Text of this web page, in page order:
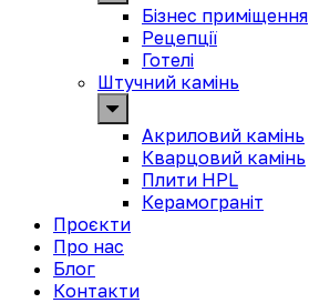
Бізнес приміщення
Рецепції
Готелі
Штучний камінь
Акриловий камінь
Кварцовий камінь
Плити HPL
Керамограніт
Проєкти
Про нас
Блог
Контакти